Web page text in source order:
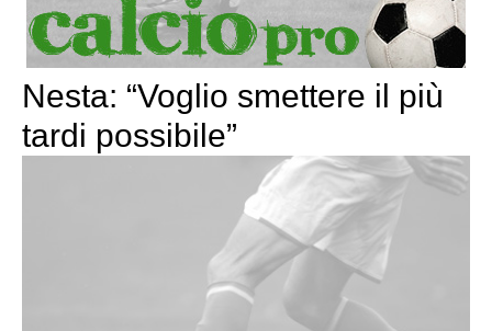
Nesta: “Voglio smettere il più
tardi possibile”